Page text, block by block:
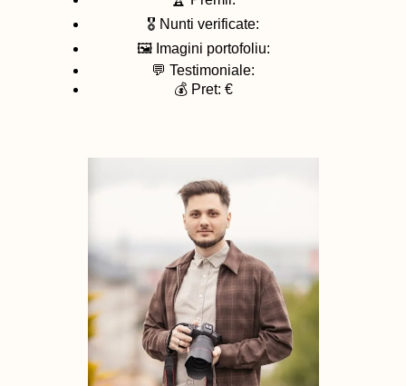
🎖️ Nunti verificate:
🖼️ Imagini portofoliu:
💬 Testimoniale:
💰 Pret: €